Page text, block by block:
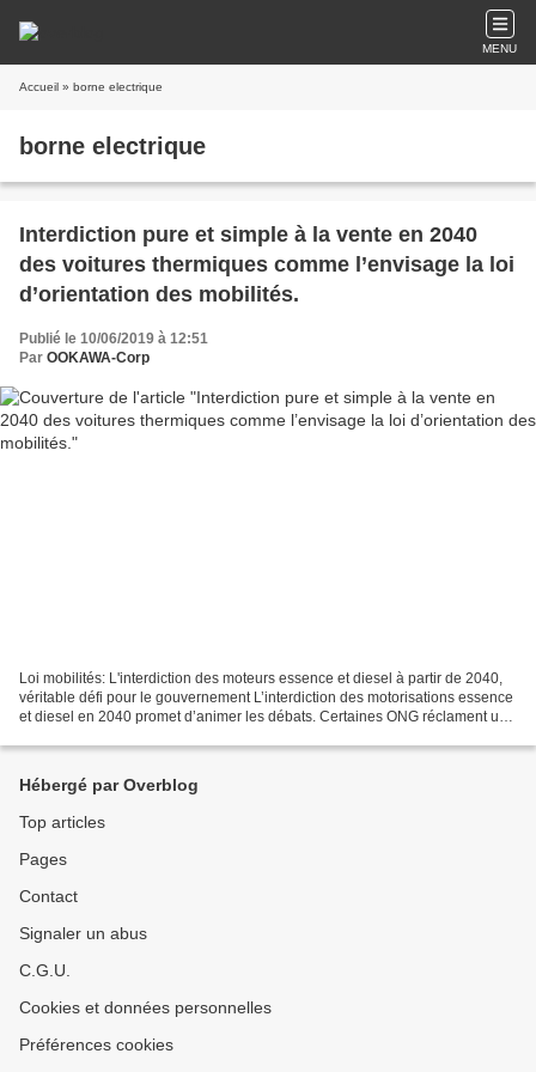
MENU
Accueil » borne electrique
borne electrique
Interdiction pure et simple à la vente en 2040
des voitures thermiques comme l’envisage la loi
d’orientation des mobilités.
Publié le 10/06/2019 à 12:51
Par OOKAWA-Corp
Loi mobilités: L'interdiction des moteurs essence et diesel à partir de 2040,
véritable défi pour le gouvernement L’interdiction des motorisations essence
et diesel en 2040 promet d’animer les débats. Certaines ONG réclament une
Hébergé par Overblog
Top articles
Pages
Contact
Signaler un abus
C.G.U.
Cookies et données personnelles
Préférences cookies